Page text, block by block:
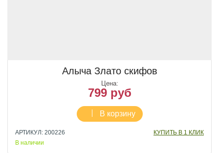
Алыча Злато скифов
Цена:
799 руб
В корзину
АРТИКУЛ: 200226
КУПИТЬ В 1 КЛИК
В наличии